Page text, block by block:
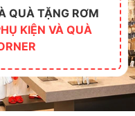
QUÀ TẶNG RƠM
KIỆN VÀ QUÀ